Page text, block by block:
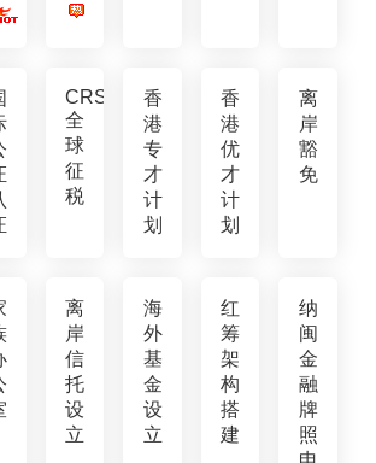
CRS
全
球
征
税
香
港
专
才
计
划
香
港
优
才
计
划
离
岸
豁
免
离
岸
信
托
设
立
海
外
基
金
设
立
红
筹
架
构
搭
建
纳
闽
金
融
牌
照